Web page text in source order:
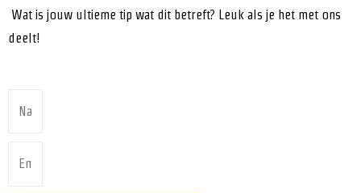
Wat is jouw ultieme tip wat dit betreft? Leuk als je het met ons
deelt!